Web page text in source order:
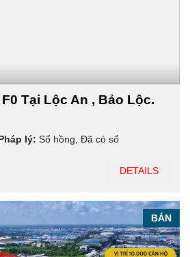
Tại Lộc An , Bảo Lộc.
lý: Sổ hồng, Đã có sổ
DETAILS
BÁN